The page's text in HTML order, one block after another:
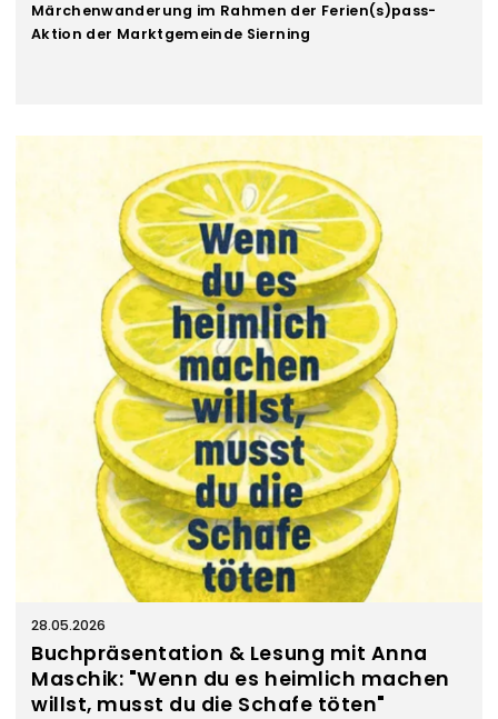
Märchenwanderung im Rahmen der Ferien(s)pass-
Aktion der Marktgemeinde Sierning
28.05.2026
Buchpräsentation & Lesung mit Anna
Maschik: "Wenn du es heimlich machen
willst, musst du die Schafe töten"